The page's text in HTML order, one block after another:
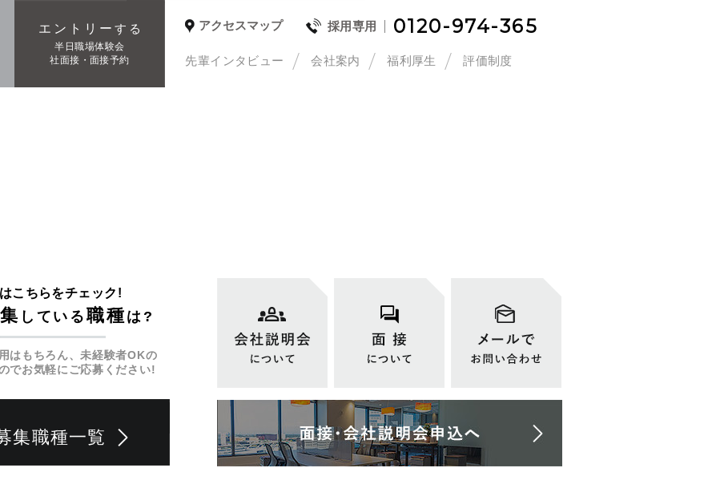
エントリー する
半日職場体験会
社面接・面接予約
アクセスマップ 採用専用 0120-974-365
先輩インタビュー 会社案内 福利厚生 評価制度
こちらをチェック!
している職種 は?
はもちろん、未経験者OKの
でお気軽にご応募ください!
集職種一覧